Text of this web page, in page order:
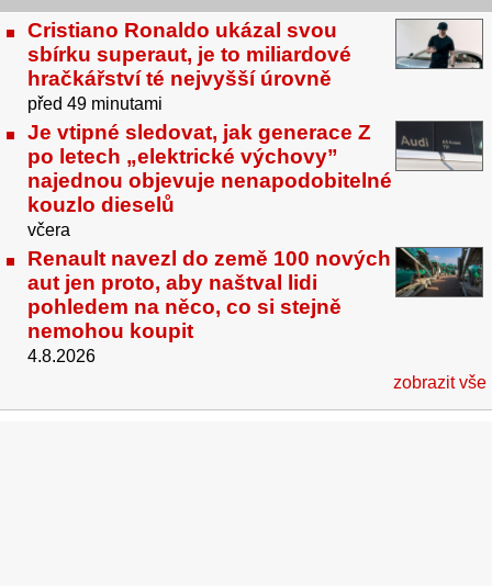
Cristiano Ronaldo ukázal svou
sbírku superaut, je to miliardové
hračkářství té nejvyšší úrovně
před 49 minutami
Je vtipné sledovat, jak generace Z
po letech „elektrické výchovy”
najednou objevuje nenapodobitelné
kouzlo dieselů
včera
Renault navezl do země 100 nových
aut jen proto, aby naštval lidi
pohledem na něco, co si stejně
nemohou koupit
4.8.2026
zobrazit vše